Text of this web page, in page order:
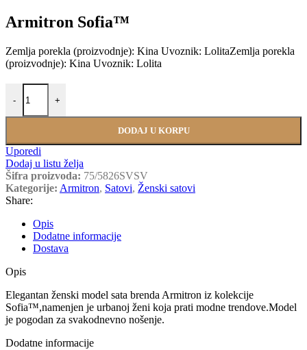
Armitron Sofia™
Zemlja porekla (proizvodnje): Kina Uvoznik: LolitaZemlja porekla
(proizvodnje): Kina Uvoznik: Lolita
-
ARMITRON 75/5826SVSV količina
+
DODAJ U KORPU
Uporedi
Dodaj u listu želja
Šifra proizvoda: 75/5826SVSV
Kategorije: Armitron, Satovi, Ženski satovi
Share:
Opis
Dodatne informacije
Dostava
Opis
Elegantan ženski model sata brenda Armitron iz kolekcije
Sofia™,namenjen je urbanoj ženi koja prati modne trendove.Model
je pogodan za svakodnevno nošenje.
Dodatne informacije